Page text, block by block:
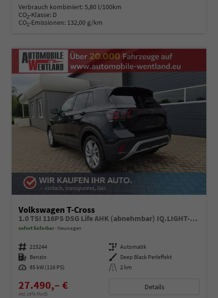
Verbrauch kombiniert:5,80 l/100km
CO2-Klasse: D
CO2-Emissionen: 132,00 g/km
Volkswagen T-Cross
1.0 TSI 116PS DSG Life AHK (abnehmbar) IQ.LIGHT-LED-Matrix Sitzheizung Rückf.Kamera Klimaautomatik Abstandstempomat Apple CarPlay Android Auto
sofort lieferbar Neuwagen
Fahrzeugnummer 215244 Getriebe Automatik
Kraftstoff Benzin Außenfarbe Deep Black Perleffekt
Leistung 85 kW (116 PS) Kilometerstand 2 km
27.490,– €
incl. 19% MwSt.
Details